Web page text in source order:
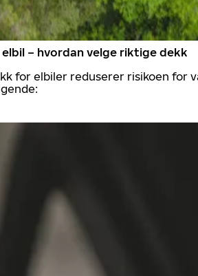
– hvordan velge riktige dekk
for elbiler reduserer risikoen for